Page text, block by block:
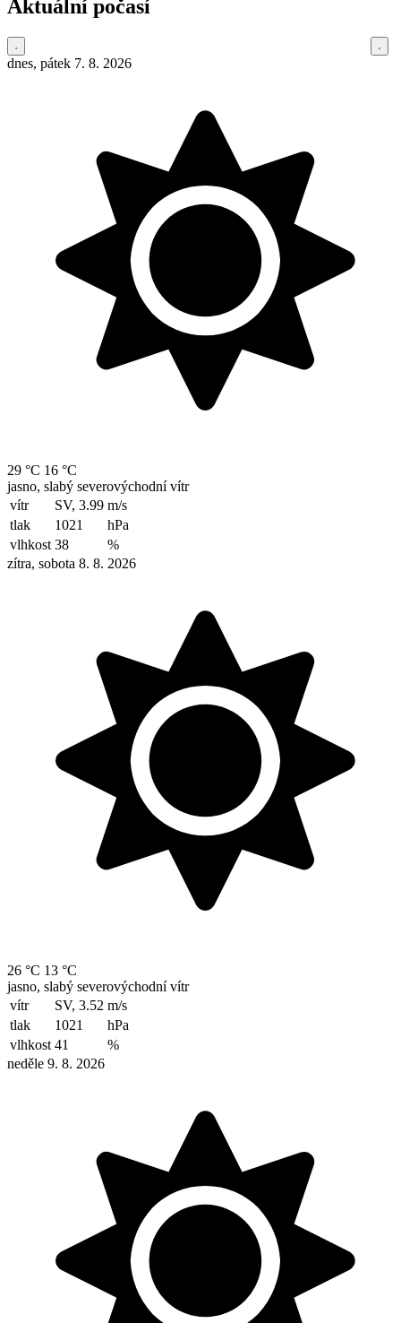
Aktuální počasí
dnes, pátek 7. 8. 2026
29 °C 16 °C
jasno, slabý severovýchodní vítr
vítr
SV, 3.99 m/s
tlak
1021
hPa
vlhkost 38
%
zítra, sobota 8. 8. 2026
26 °C 13 °C
jasno, slabý severovýchodní vítr
vítr
SV, 3.52 m/s
tlak
1021
hPa
vlhkost 41
%
neděle 9. 8. 2026